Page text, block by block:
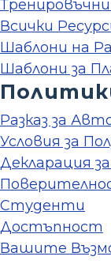
Всички
Шаблони на
Шаблони за
Разказ за
Условия за
Декларация
Студенти
Достъпност
Вашите